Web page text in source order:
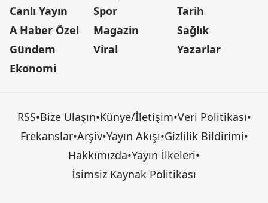
Canlı Yayın
A Haber Özel
Gündem
Ekonomi
Spor
Magazin
Viral
Tarih
Sağlık
Yazarlar
RSS•Bize Ulaşın•Künye/İletişim•Veri Politikası•
Frekanslar•Arşiv•Yayın Akışı•Gizlilik Bildirimi•
Hakkımızda•Yayın İlkeleri•
İsimsiz Kaynak Politikası